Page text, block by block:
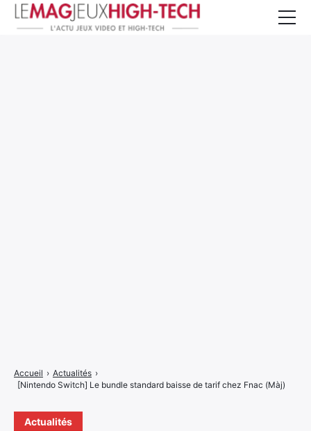
Actualités
Accueil › Actualités ›
[Nintendo Switch] Le bundle standard baisse de tarif chez Fnac (Màj)